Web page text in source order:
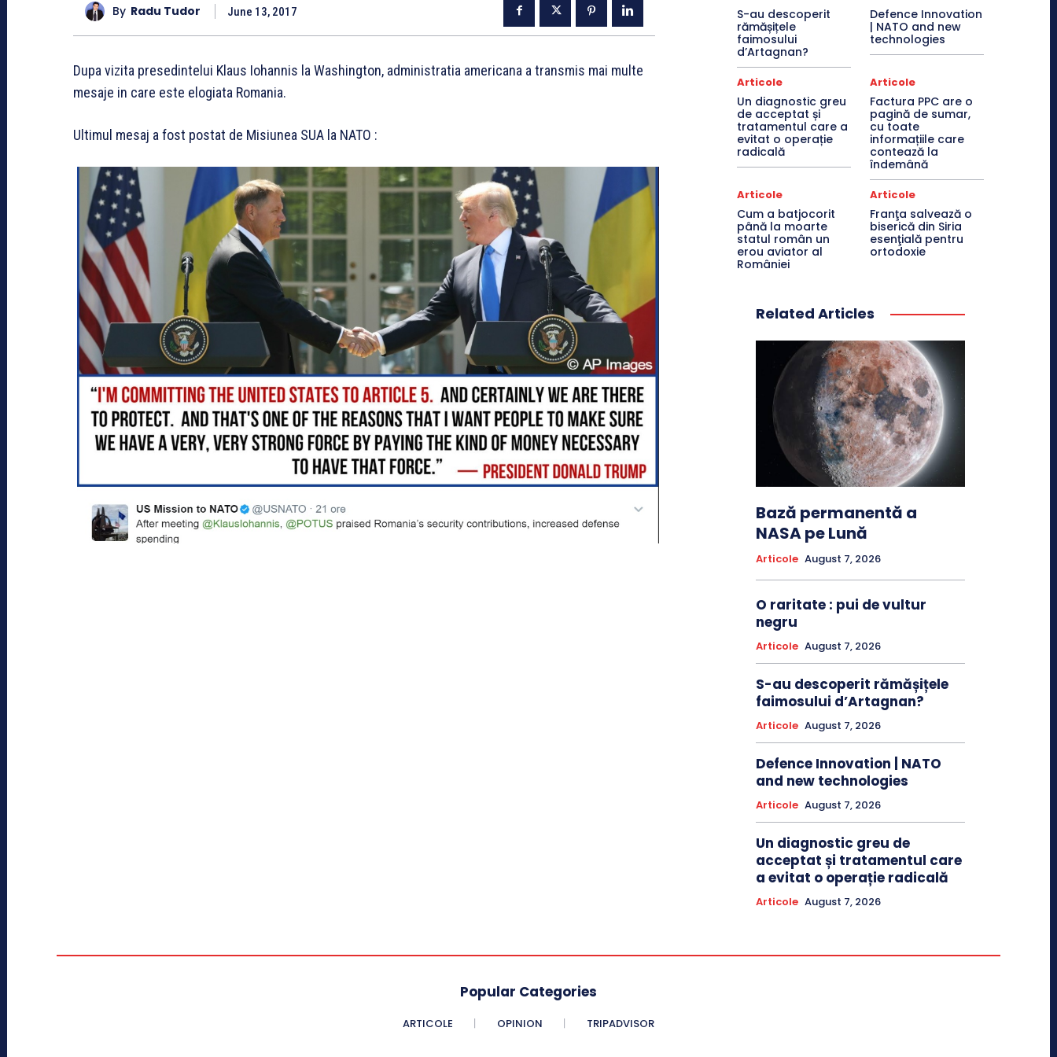
By Radu Tudor June 13, 2017
Dupa vizita presedintelui Klaus Iohannis la Washington, administratia americana a transmis mai multe
mesaje in care este elogiata Romania.
Ultimul mesaj a fost postat de Misiunea SUA la NATO :
S-au descoperit
rămășițele
faimosului
d’Artagnan?
Defence Innovation
| NATO and new
technologies
Articole
Un diagnostic greu
de acceptat și
tratamentul care a
evitat o operație
radicală
Articole
Factura PPC are o
pagină de sumar,
cu toate
informațiile care
contează la
îndemână
Articole
Cum a batjocorit
până la moarte
statul român un
erou aviator al
României
Articole
Franţa salvează o
biserică din Siria
esenţială pentru
ortodoxie
Related Articles
Bază permanentă a
NASA pe Lună
Articole August 7, 2026
O raritate : pui de vultur
negru
Articole August 7, 2026
S-au descoperit rămășițele
faimosului d’Artagnan?
Articole August 7, 2026
Defence Innovation | NATO
and new technologies
Articole August 7, 2026
Un diagnostic greu de
acceptat și tratamentul care
a evitat o operație radicală
Articole August 7, 2026
Popular Categories
ARTICOLE OPINION TRIPADVISOR